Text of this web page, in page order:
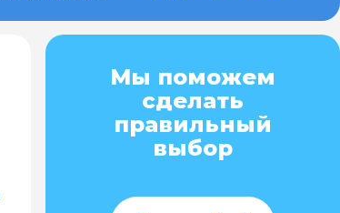
Мы поможем
сделать
правильный
выбор